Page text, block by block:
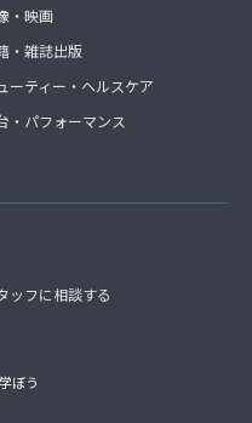
・映画
・雑誌出版
ーティー・ヘルスケア
・パフォーマンス
ッフに相談する
ぼう